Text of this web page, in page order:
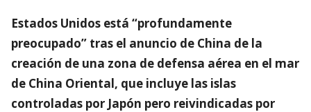
Estados Unidos está “profundamente
preocupado” tras el anuncio de China de la
creación de una zona de defensa aérea en el mar
de China Oriental, que incluye las islas
controladas por Japón pero reivindicadas por